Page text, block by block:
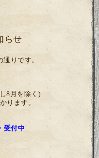
らせ
りです。
8月を除く)
ります。
受付中